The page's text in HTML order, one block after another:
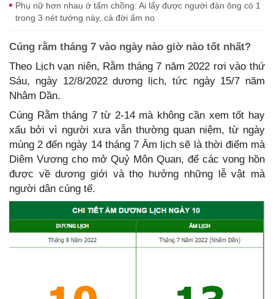
Phụ nữ hơn nhau ở tấm chồng: Ai lấy được người đàn ông có 1
trong 3 nét tướng này, cả đời ấm no
Cúng rằm tháng 7 vào ngày nào giờ nào tốt nhất?
Theo Lịch vạn niên, Rằm tháng 7 năm 2022 rơi vào thứ
Sáu, ngày 12/8/2022 dương lịch, tức ngày 15/7 năm
Nhâm Dần.
Cúng Rằm tháng 7 từ 2-14 mà không cần xem tốt hay
xấu bởi vì người xưa vẫn thường quan niệm, từ ngày
mùng 2 đến ngày 14 tháng 7 Âm lịch sẽ là thời điểm mà
Diêm Vương cho mở Quỷ Môn Quan, để các vong hồn
được về dương giới và thọ hưởng những lễ vật mà
người dân cúng tế.